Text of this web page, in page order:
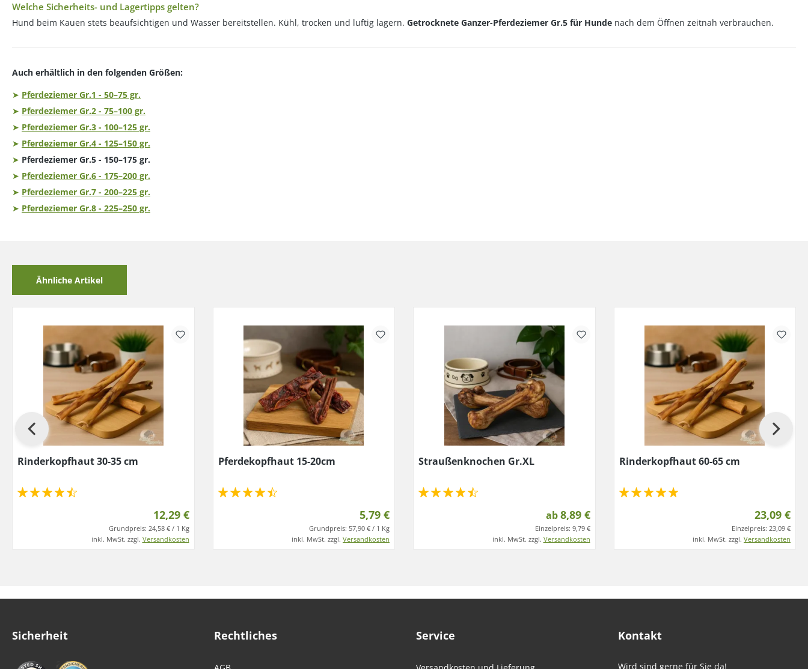
Welche Sicherheits- und Lagertipps gelten?
Hund beim Kauen stets beaufsichtigen und Wasser bereitstellen. Kühl, trocken und luftig lagern. Getrocknete Ganzer-Pferdeziemer Gr.5 für Hunde nach dem Öffnen zeitnah verbrauchen.
Auch erhältlich in den folgenden Größen:
➤ Pferdeziemer Gr.1 - 50–75 gr.
➤ Pferdeziemer Gr.2 - 75–100 gr.
➤ Pferdeziemer Gr.3 - 100–125 gr.
➤ Pferdeziemer Gr.4 - 125–150 gr.
➤ Pferdeziemer Gr.5 - 150–175 gr.
➤ Pferdeziemer Gr.6 - 175–200 gr.
➤ Pferdeziemer Gr.7 - 200–225 gr.
➤ Pferdeziemer Gr.8 - 225–250 gr.
Ähnliche Artikel
Rinderkopfhaut 30-35 cm
12,29 €
Grundpreis: 24,58 € / 1 Kg
inkl. MwSt. zzgl. Versandkosten
Pferdekopfhaut 15-20cm
5,79 €
Grundpreis: 57,90 € / 1 Kg
inkl. MwSt. zzgl. Versandkosten
Straußenknochen Gr.XL
ab8,89 €
Einzelpreis: 9,79 €
inkl. MwSt. zzgl. Versandkosten
Rinderkopfhaut 60-65 cm
23,09 €
Einzelpreis: 23,09 €
inkl. MwSt. zzgl. Versandkosten
Sicherheit Rechtliches Service Kontakt
Wird sind gerne für Sie da!